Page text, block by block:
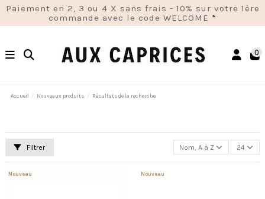
Paiement en 2, 3 ou 4 X sans frais - 10% sur votre 1ère
commande avec le code WELCOME *
0
Accueil Nouveaux produits Résultats de la recherche
Filtrer Nom, A à Z 24
Nouveau Nouveau